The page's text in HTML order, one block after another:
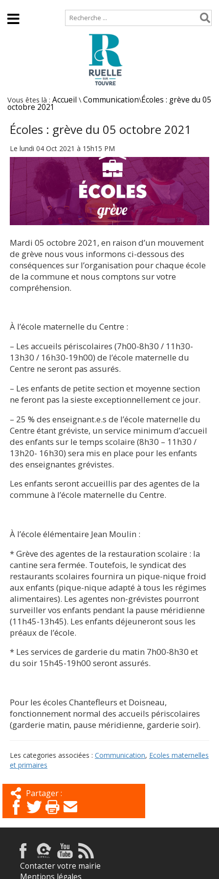
Vous êtes là : Accueil \ Communication\Écoles : grève du 05
octobre 2021
Écoles : grève du 05 octobre 2021
Le lundi 04 Oct 2021 à 15h15 PM
Mardi 05 octobre 2021, en raison d’un mouvement
de grève nous vous informons ci-dessous des
conséquences sur l’organisation pour chaque école
de la commune et nous comptons sur votre
compréhension.
À l’école maternelle du Centre :
– Les accueils périscolaires (7h00-8h30 / 11h30-
13h30 / 16h30-19h00) de l’école maternelle du
Centre ne seront pas assurés.
– Les enfants de petite section et moyenne section
ne feront pas la sieste exceptionnellement ce jour.
– 25 % des enseignant.e.s de l’école maternelle du
Centre étant gréviste, un service minimum d’accueil
des enfants sur le temps scolaire (8h30 – 11h30 /
13h20- 16h30) sera mis en place pour les enfants
des enseignantes grévistes.
Les enfants seront accueillis par des agentes de la
commune à l’école maternelle du Centre.
À l’école élémentaire Jean Moulin :
* Grève des agentes de la restauration scolaire : la
cantine sera fermée. Toutefois, le syndicat des
restaurants scolaires fournira un pique-nique froid
aux enfants (pique-nique adapté à tous les régimes
alimentaires). Les agentes non-grévistes pourront
surveiller vos enfants pendant la pause méridienne
(11h45-13h45). Les enfants déjeuneront sous les
préaux de l’école.
* Les services de garderie du matin 7h00-8h30 et
du soir 15h45-19h00 seront assurés.
Pour les écoles Chantefleurs et Doisneau,
fonctionnement normal des accueils périscolaires
(garderie matin, pause méridienne, garderie soir).
Les categories associées : Communication, Ecoles maternelles
et primaires
Partager :
Contacter votre mairie
Mentions légales